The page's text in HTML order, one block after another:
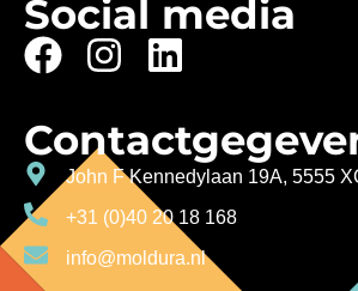
Social media
John F Kennedylaan 19A, 5555
+31 (0)40 20 18 168
info@moldura.nl